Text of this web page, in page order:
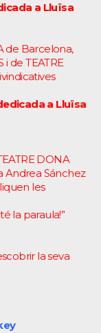
a Lluïsa
de Barcelona,
i de TEATRE
a Lluïsa
DONA
Andrea Sánchez
les
la paraula!”
la seva